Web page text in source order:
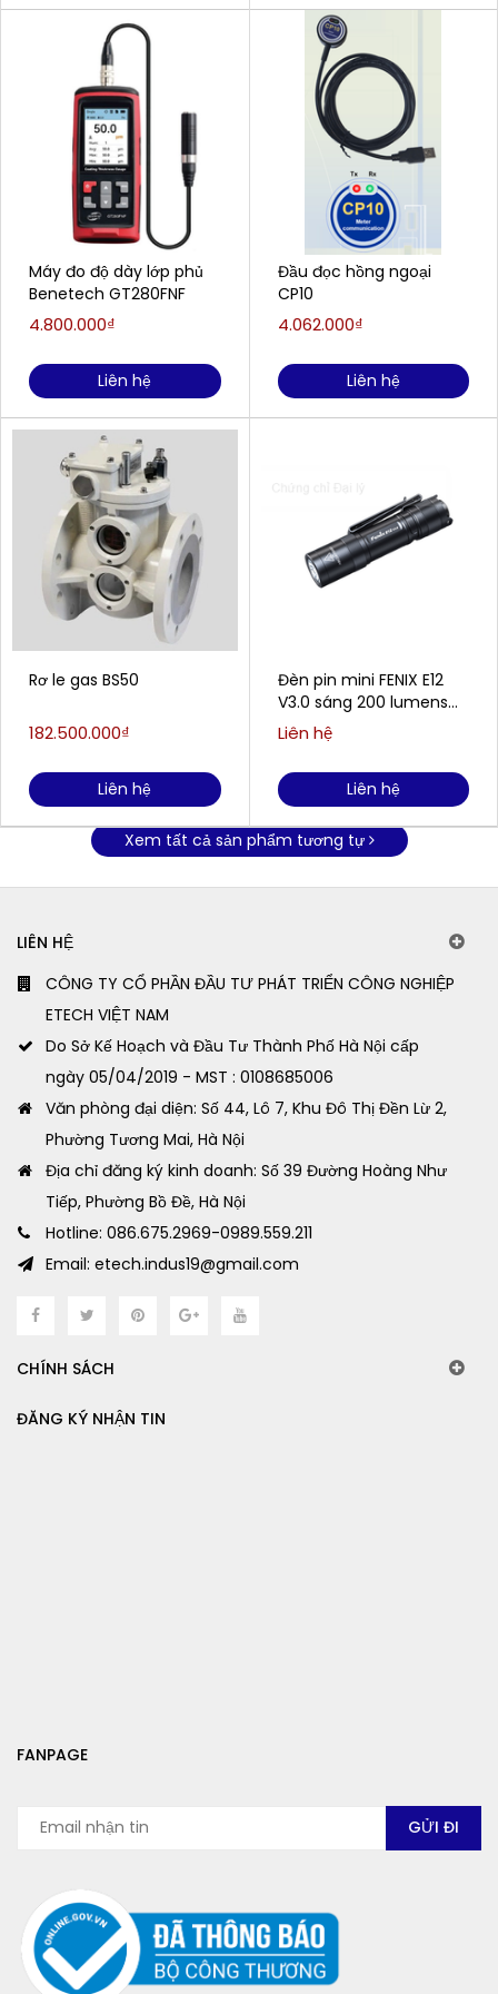
Máy đo độ dày lớp phủ
Benetech GT280FNF
4.800.000₫
Liên hệ
Rơ le gas BS50
182.500.000₫
Liên hệ
Đầu đọc hồng ngoại
CP10
4.062.000₫
Liên hệ
Đèn pin mini FENIX E12
V3.0 sáng 200 lumens
chiếu xa 78m
Liên hệ
Liên hệ
Xem tất cả sản phẩm tương tự
LIÊN HỆ
CÔNG TY CỔ PHẦN ĐẦU TƯ PHÁT TRIỂN CÔNG NGHIỆP
ETECH VIỆT NAM
Do Sở Kế Hoạch và Đầu Tư Thành Phố Hà Nội cấp
ngày 05/04/2019 - MST : 0108685006
Văn phòng đại diện: Số 44, Lô 7, Khu Đô Thị Đền Lừ 2,
Phường Tương Mai, Hà Nội
Địa chỉ đăng ký kinh doanh: Số 39 Đường Hoàng Như
Tiếp, Phường Bồ Đề, Hà Nội
Hotline: 086.675.2969-0989.559.211
Email: etech.indus19@gmail.com
CHÍNH SÁCH
ĐĂNG KÝ NHẬN TIN
FANPAGE